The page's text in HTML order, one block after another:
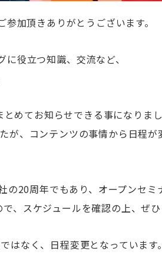
参加頂きありがとうございます。
役立つ知識、交流など、
とめてお知らせできる事になりま
が、コンテンツの事情から日程が
の20周年でもあり、オープンセミ
、スケジュールを確認の上、ぜ
はなく、日程変更となっています